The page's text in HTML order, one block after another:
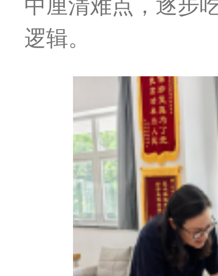
中厘清难点，逐步
逻辑。